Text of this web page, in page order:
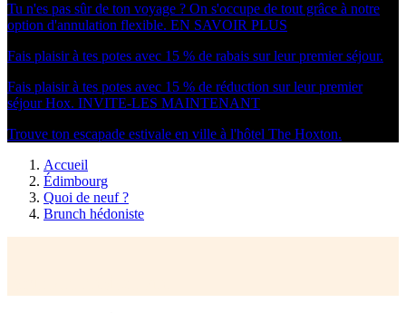
Tu n'es pas sûr de ton voyage ? On s'occupe de tout grâce à notre
option d'annulation flexible. EN SAVOIR PLUS
Fais plaisir à tes potes avec 15 % de rabais sur leur premier séjour.
Fais plaisir à tes potes avec 15 % de réduction sur leur premier
séjour Hox. INVITE-LES MAINTENANT
Trouve ton escapade estivale en ville à l'hôtel The Hoxton.
Accueil
Édimbourg
Quoi de neuf ?
Brunch hédoniste